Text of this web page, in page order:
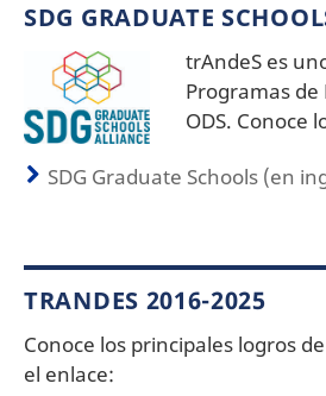
SDG GRADUATE
trAndeS es
Programas de
ODS. Conoce
SDG Graduate Schools (en
TRANDES 2016-2025
Conoce los principales logros
el enlace: